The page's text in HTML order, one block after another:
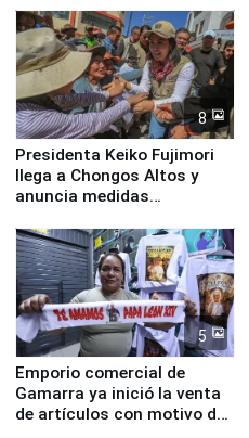
8
Presidenta Keiko Fujimori
llega a Chongos Altos y
anuncia medidas
educación, salud y empleo
5
Emporio comercial de
Gamarra ya inició la venta
de artículos con motivo de